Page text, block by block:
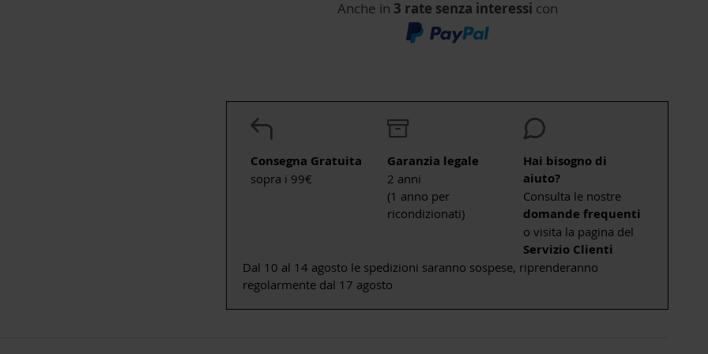
Anche in 3 rate senza interessi con
Consegna Gratuita
sopra i 99€
Garanzia legale
2 anni
(1 anno per
ricondizionati)
Hai bisogno di
aiuto?
Consulta le nostre
domande frequenti
o visita la pagina del
Servizio Clienti
Dal 10 al 14 agosto le spedizioni saranno sospese, riprenderanno
regolarmente dal 17 agosto